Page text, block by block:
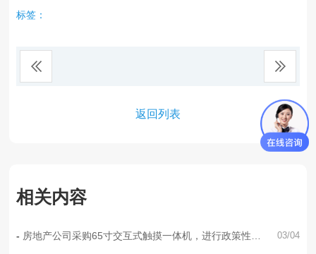
标签：
返回列表
相关内容
房地产公司采购65寸交互式触摸一体机，进行政策性文 03/04